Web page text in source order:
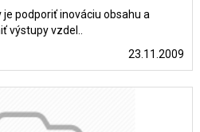
podporiť inováciu obsahu a
výstupy vzdel..
23.11.2009